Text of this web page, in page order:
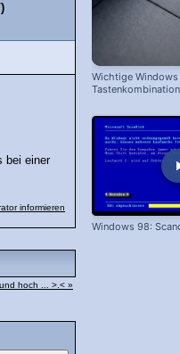
bei einer
informieren
hoch ... >.< »
Wichtige Windows
Windows 98: